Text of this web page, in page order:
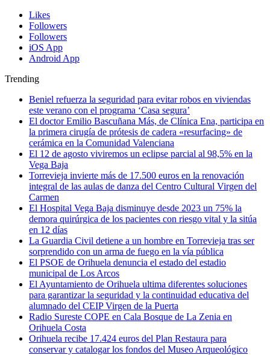
Likes
Followers
Followers
iOS App
Android App
Trending
Beniel refuerza la seguridad para evitar robos en viviendas
este verano con el programa ‘Casa segura’
El doctor Emilio Bascuñana Más, de Clínica Ena, participa en
la primera cirugía de prótesis de cadera «resurfacing» de
cerámica en la Comunidad Valenciana
El 12 de agosto viviremos un eclipse parcial al 98,5% en la
Vega Baja
Torrevieja invierte más de 17.500 euros en la renovación
integral de las aulas de danza del Centro Cultural Virgen del
Carmen
El Hospital Vega Baja disminuye desde 2023 un 75% la
demora quirúrgica de los pacientes con riesgo vital y la sitúa
en 12 días
La Guardia Civil detiene a un hombre en Torrevieja tras ser
sorprendido con un arma de fuego en la vía pública
El PSOE de Orihuela denuncia el estado del estadio
municipal de Los Arcos
El Ayuntamiento de Orihuela ultima diferentes soluciones
para garantizar la seguridad y la continuidad educativa del
alumnado del CEIP Virgen de la Puerta
Radio Sureste COPE en Cala Bosque de La Zenia en
Orihuela Costa
Orihuela recibe 17.424 euros del Plan Restaura para
conservar y catalogar los fondos del Museo Arqueológico